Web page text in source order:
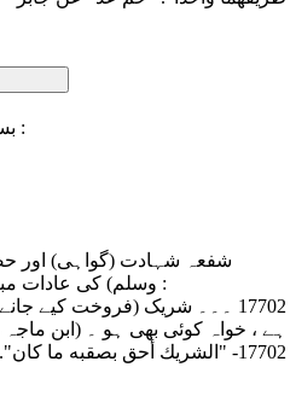
পরিচ্ছেদঃ بسم اللہ الرحمن الرحیم :
شفعہ شہادت (گواہی) اور
وسلم) کی عادات مبارکہ کتاب الشفعۃ من الاقوال :
17702 ۔۔۔ شریک (فروخت کیے
ہے ، خواہ کوئی بھی ہو ۔ (ابن
17702- "الشريك أحق بصقبه ما كان". "هـ" عن أبي رافع